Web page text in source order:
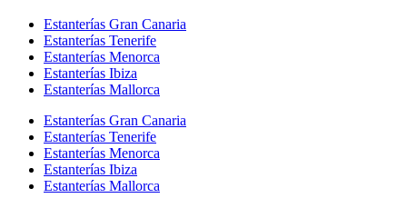
Estanterías Gran Canaria
Estanterías Tenerife
Estanterías Menorca
Estanterías Ibiza
Estanterías Mallorca
Estanterías Gran Canaria
Estanterías Tenerife
Estanterías Menorca
Estanterías Ibiza
Estanterías Mallorca